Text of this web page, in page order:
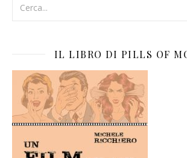
IL LIBRO DI PILLS OF